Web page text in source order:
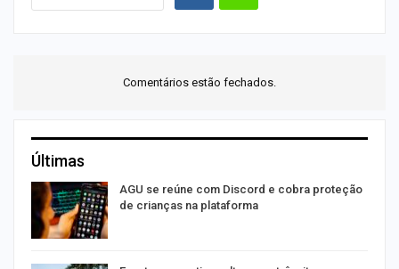
Comentários estão fechados.
Últimas
AGU se reúne com Discord e cobra proteção
de crianças na plataforma